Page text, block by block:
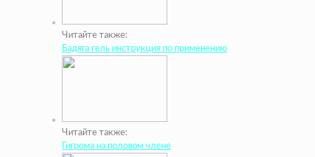
Читайте также:
Бадяга гель инструкция по применению
Читайте также:
Гигрома на половом члене